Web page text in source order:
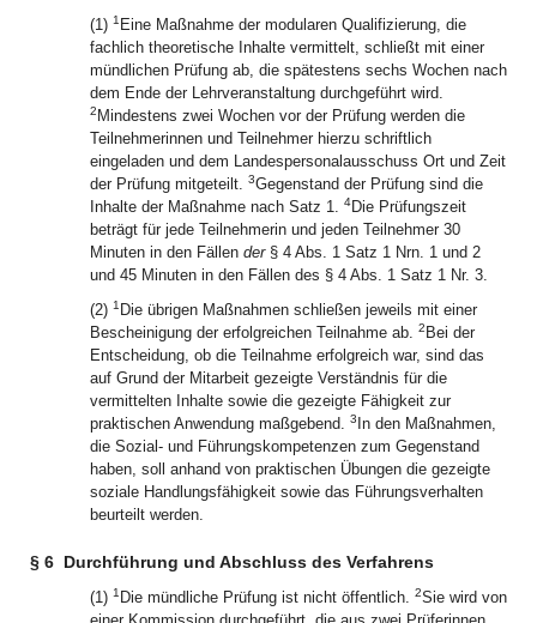
(1) 1 Eine Maßnahme der modularen Qualifizierung, die
fachlich theoretische Inhalte vermittelt, schließt mit einer
mündlichen Prüfung ab, die spätestens sechs Wochen nach
dem Ende der Lehrveranstaltung durchgeführt wird.
2 Mindestens zwei Wochen vor der Prüfung werden die
Teilnehmerinnen und Teilnehmer hierzu schriftlich
eingeladen und dem Landespersonalausschuss Ort und Zeit
der Prüfung mitgeteilt. 3Gegenstand der Prüfung sind die
Inhalte der Maßnahme nach Satz 1. 4Die Prüfungszeit
beträgt für jede Teilnehmerin und jeden Teilnehmer 30
Minuten in den Fällen der§ 4 Abs. 1 Satz 1 Nrn. 1 und 2
und 45 Minuten in den Fällen des § 4 Abs. 1 Satz 1 Nr. 3.
(2) 1 Die übrigen Maßnahmen schließen jeweils mit einer
Bescheinigung der erfolgreichen Teilnahme ab. 2 Bei der
Entscheidung, ob die Teilnahme erfolgreich war, sind das
auf Grund der Mitarbeit gezeigte Verständnis für die
vermittelten Inhalte sowie die gezeigte Fähigkeit zur
praktischen Anwendung maßgebend. 3 In den Maßnahmen,
die Sozial- und Führungskompetenzen zum Gegenstand
haben, soll anhand von praktischen Übungen die gezeigte
soziale Handlungsfähigkeit sowie das Führungsverhalten
beurteilt werden.
§ 6 Durchführung und Abschluss des Verfahrens
(1) 1 Die mündliche Prüfung ist nicht öffentlich. 2Sie wird von